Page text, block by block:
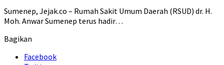
Sumenep, Jejak.co – Rumah Sakit Umum Daerah (RSUD) dr. H.
Moh. Anwar Sumenep terus hadir…
Bagikan
Facebook